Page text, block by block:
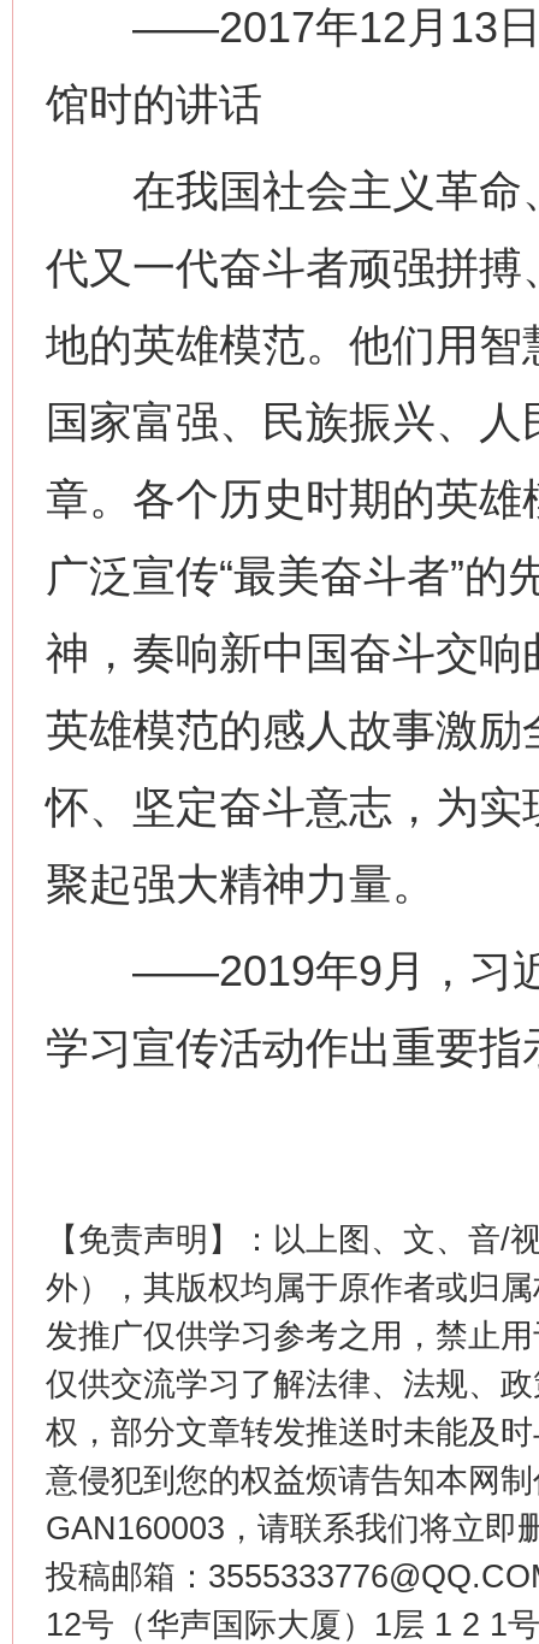
——2017年12月13日
馆时的讲话
在我国社会主义革命
代又一代奋斗者顽强拼
地的英雄模范。他们用
国家富强、民族振兴、
章。各个历史时期的英
广泛宣传“最美奋斗者”
神，奏响新中国奋斗交
英雄模范的感人故事激
怀、坚定奋斗意志，为
聚起强大精神力量。
——2019年9月，习近
学习宣传活动作出重要指
【免责声明】：以上图、文、音/
外），其版权均属于原作者或归
发推广仅供学习参考之用，禁止
仅供交流学习了解法律、法规、
权，部分文章转发推送时未能及
意侵犯到您的权益烦请告知本网
GAN160003，请联系我们将立即
投稿邮箱：
12号（华声国际大厦）1层 1 2 1
在谋一域中谋全局
今